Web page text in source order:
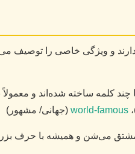
و ویژگی خاصی را توصیف
چند کلمه ساخته شده‌اند و
world-famous (جهانی/ مشهور)
مشتق می‌شن و همیشه با حرف